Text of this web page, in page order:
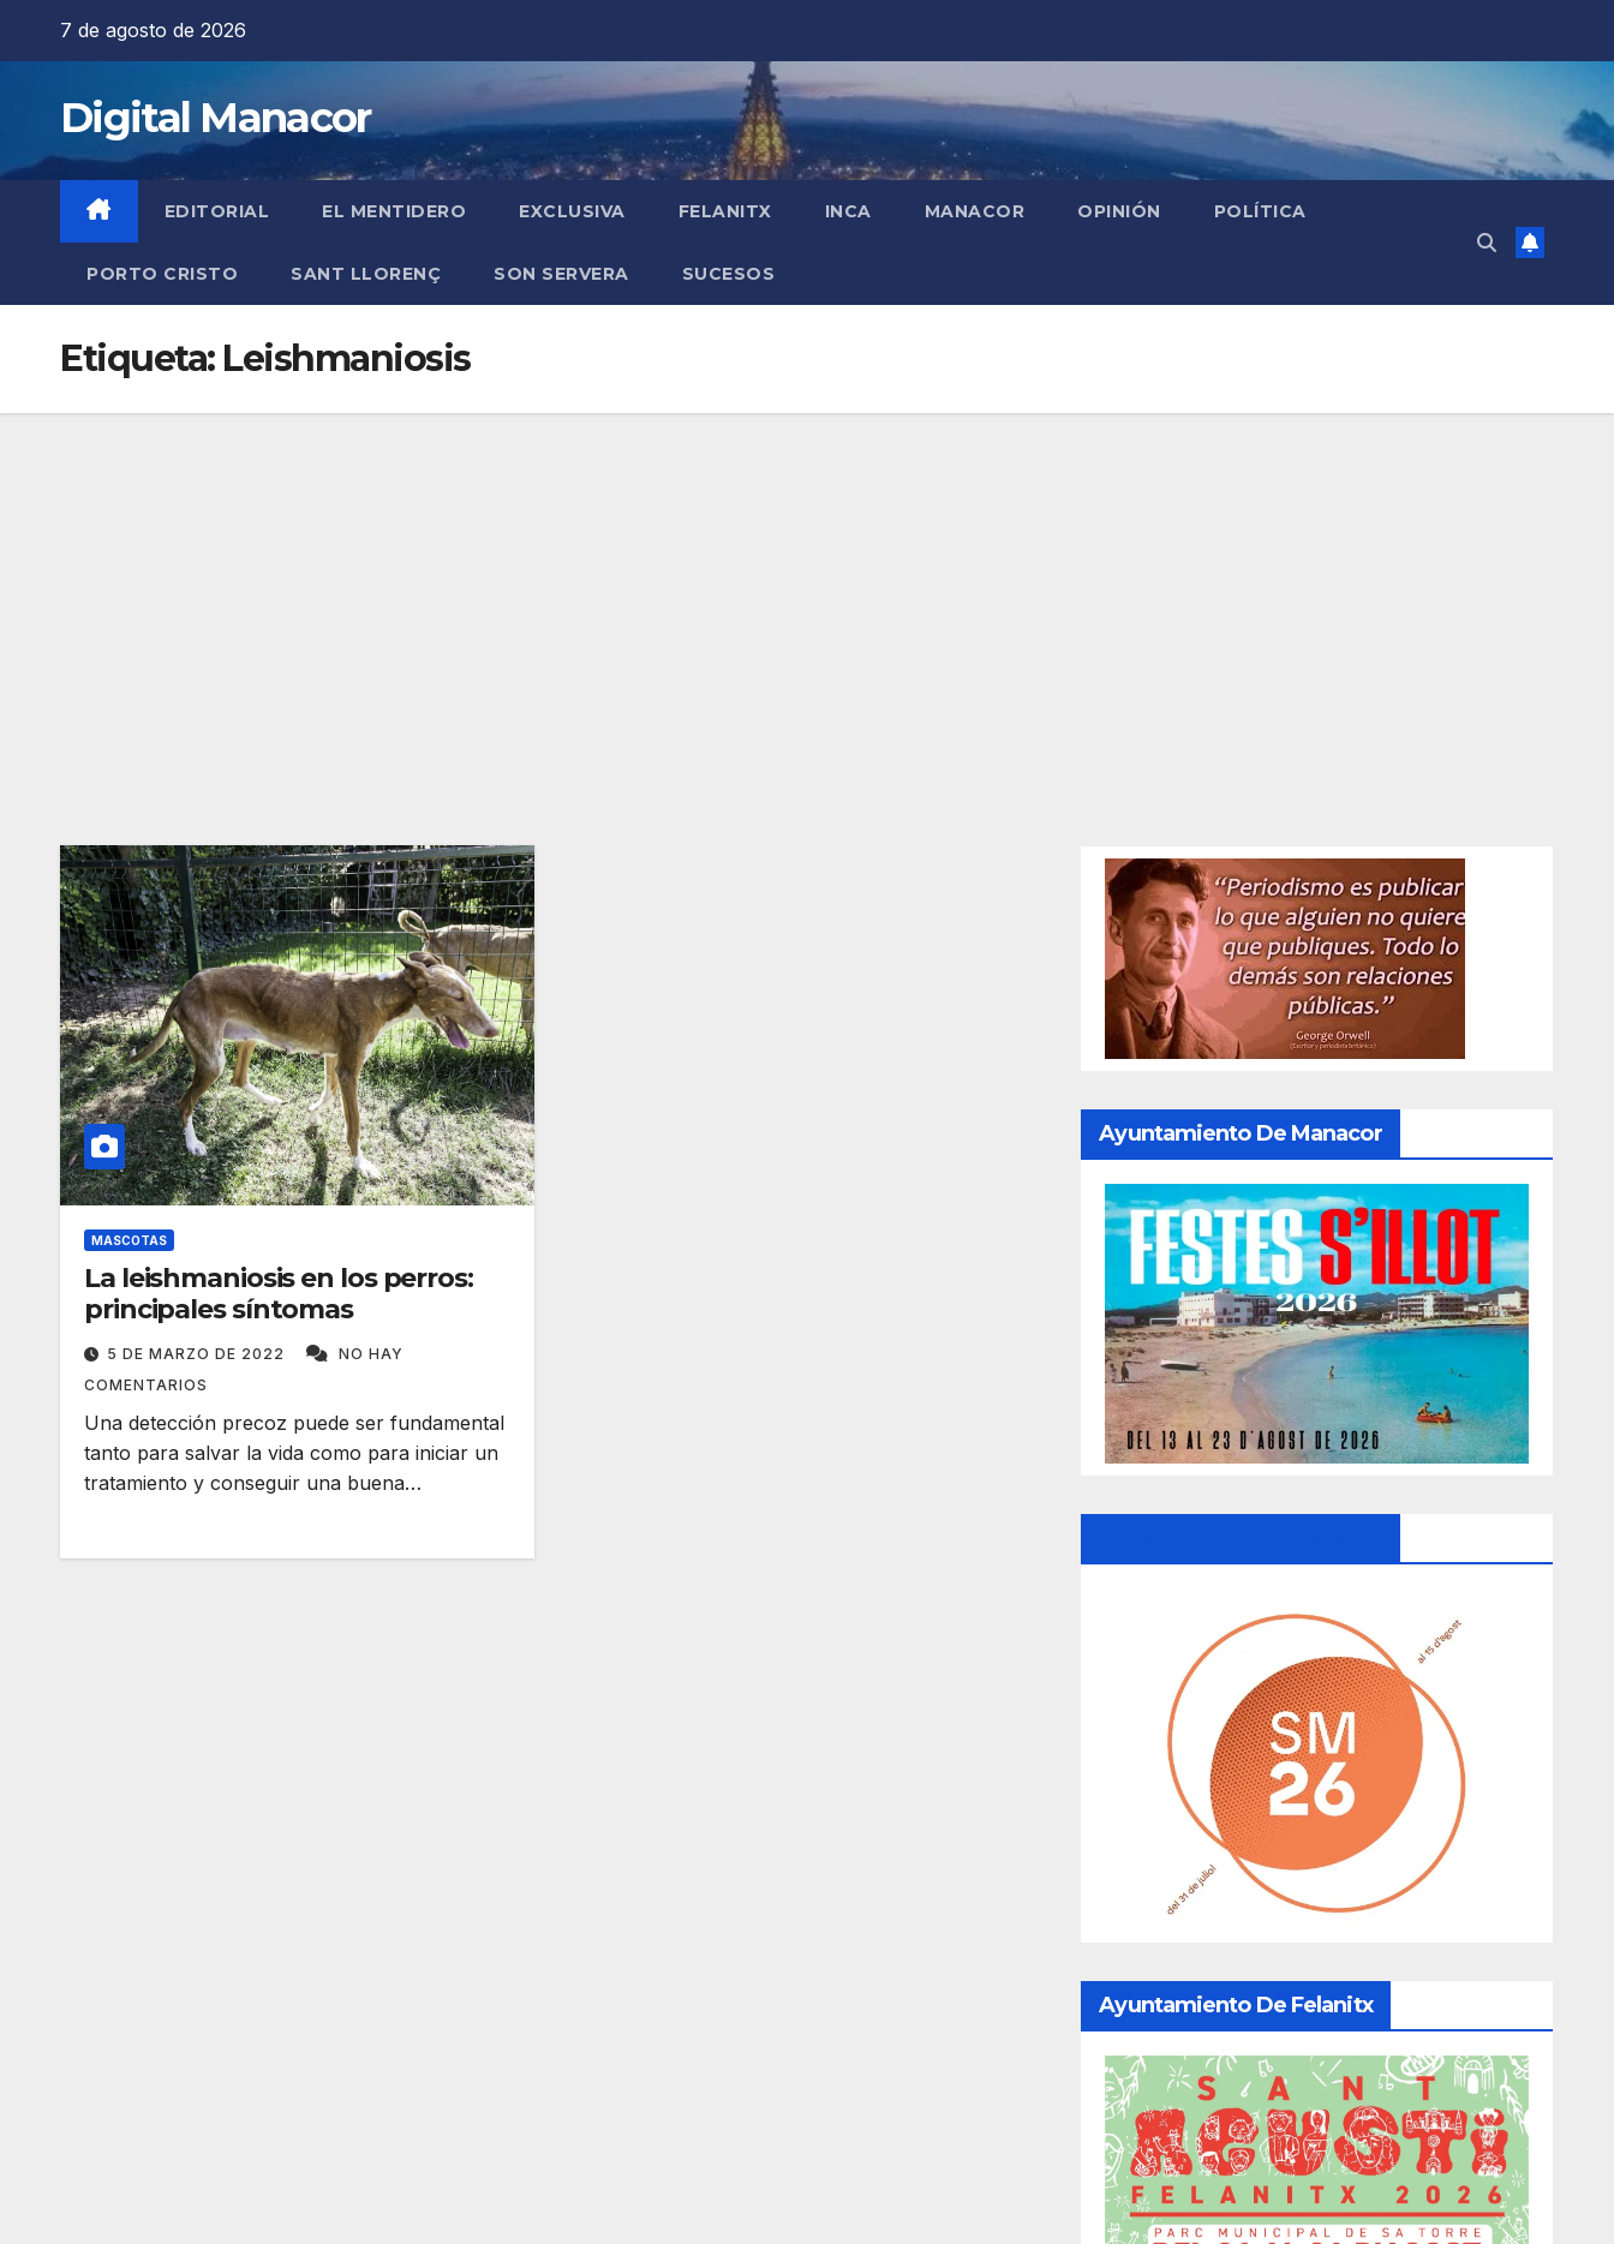
7 de agosto de 2026
Digital Manacor
EDITORIAL EL MENTIDERO EXCLUSIVA FELANITX INCA MANACOR OPINIÓN POLÍTICA
PORTO CRISTO SANT LLORENÇ SON SERVERA SUCESOS
Etiqueta: Leishmaniosis
MASCOTAS
La leishmaniosis en los perros:
principales síntomas
5 DE MARZO DE 2022
NO HAY
COMENTARIOS
Una detección precoz puede ser fundamental
tanto para salvar la vida como para iniciar un
tratamiento y conseguir una buena…
Ayuntamiento De Manacor
Ayuntamiento De Felanitx